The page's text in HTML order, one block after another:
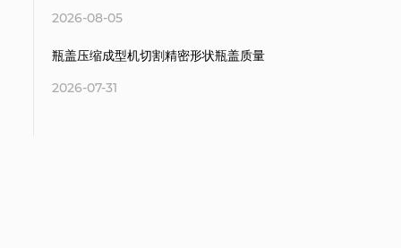
2026-08-05
瓶盖压缩成型机切割精密形状瓶盖质量
2026-07-31